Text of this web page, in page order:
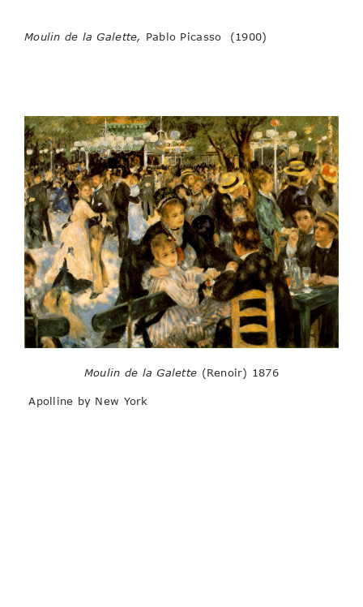
Moulin de la Galette, Pablo Picasso (1900)
Moulin de la Galette (Renoir) 1876
Apolline by New York